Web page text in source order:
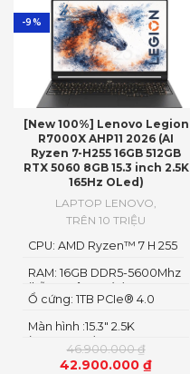
G-SYNC®, DisplayHDR™
True Black 1000
-9%
[New 100%] Lenovo Legion
R7000X AHP11 2026 (AI
Ryzen 7-H255 16GB 512GB
RTX 5060 8GB 15.3 inch 2.5K
165Hz OLed)
LAPTOP LENOVO,
TRÊN 10 TRIỆU
46.900.000₫
42.900.000 ₫
Màn hình :15.3" 2.5K
(2560x1600) OLED
Ổ cứng: 1TB PCIe® 4.0
RAM: 16GB DDR5-5600Mhz
(hỗ trợ nâng cấp)
CPU: AMD Ryzen™ 7 H 255